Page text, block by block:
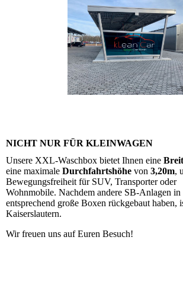
NICHT NUR FÜR KLEINWAGEN
Unsere XXL-Waschbox bietet Ihnen eine
eine maximale Durchfahrtshöhe von 3,20m,
Bewegungsfreiheit für SUV, Transporter oder
Wohnmobile. Nachdem andere SB-Anlagen in
entsprechend große Boxen rückgebaut haben,
Kaiserslautern.
Wir freuen uns auf Euren Besuch!